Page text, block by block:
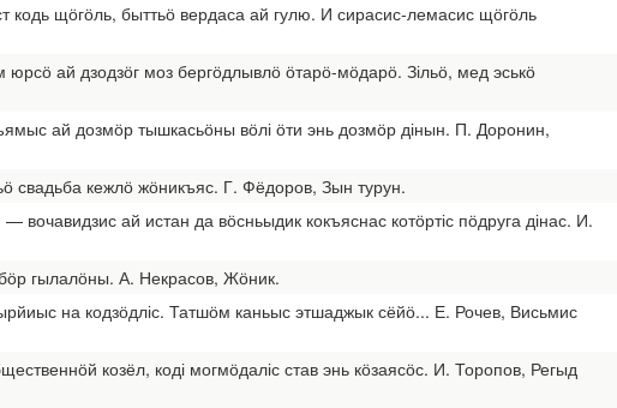
щӧгӧль, быттьӧ вердаса ай гулю. И сирасис-лемасис щӧгӧль
ай дзодзӧг моз бергӧдлывлӧ ӧтарӧ-мӧдарӧ. Зільӧ, мед эськӧ
ай дозмӧр тышкасьӧны вӧлі ӧти энь дозмӧр дінын. П. Доронин,
свадьба кежлӧ жӧникъяс. Г. Фёдоров, Зын турун.
вочавидзис ай истан да вӧсньыдик кокъяснас котӧртіс пӧдруга дінас. И.
гылалӧны. А. Некрасов, Жӧник.
на кодзӧдліс. Татшӧм каньыс этшаджык сёйӧ... Е. Рочев, Висьмис
козёл, коді могмӧдаліс став энь кӧзаясӧс. И. Торопов, Регыд